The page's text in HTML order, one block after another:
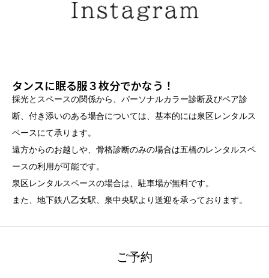
タンスに眠る服３枚分でかなう！
採光とスペースの関係から、パーソナルカラー診断及びペア診
断、付き添いのある場合については、基本的には泉区レンタルス
ペースにて承ります。
遠方からのお越しや、骨格診断のみの場合は五橋のレンタルスペ
ースの利用が可能です。
泉区レンタルスペースの場合は、駐車場が無料です。
また、地下鉄八乙女駅、泉中央駅より送迎を承っております。
ご予約